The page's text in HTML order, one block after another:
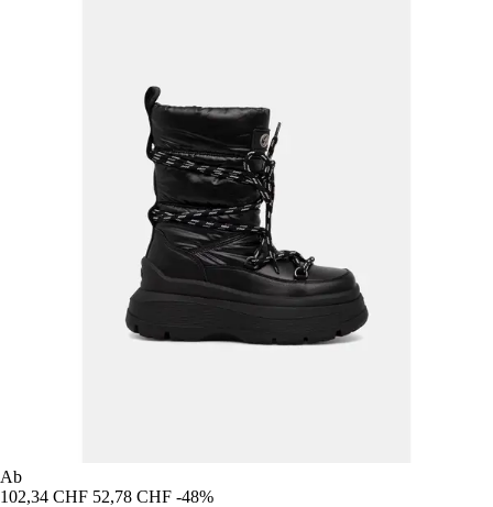
Ab
102,34 CHF 52,78 CHF -48%